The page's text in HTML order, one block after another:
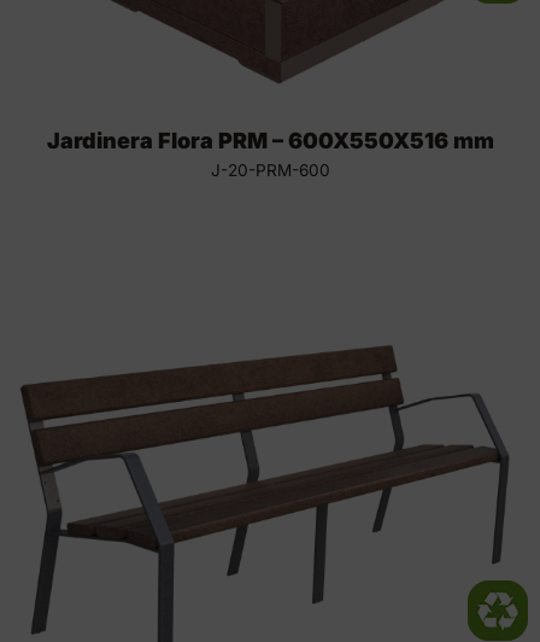
Jardinera Flora PRM – 600X550X516 mm
J-20-PRM-600